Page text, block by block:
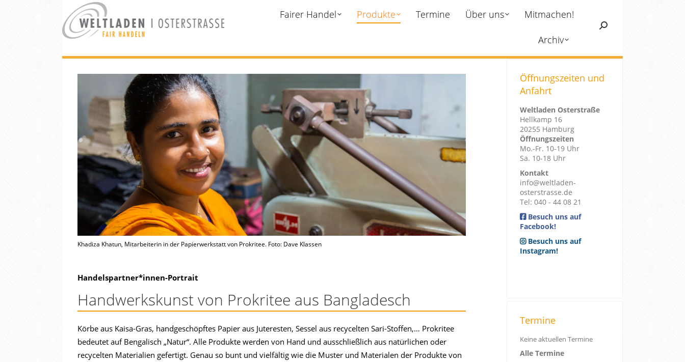
Fairer Handel Produkte Termine Über uns Mitmachen!
Archiv
Search:
Khadiza Khatun, Mitarbeiterin in der Papierwerkstatt von Prokritee. Foto: Dave Klassen
Handelspartner*innen-Portrait
Handwerkskunst von Prokritee aus Bangladesch
Körbe aus Kaisa-Gras, handgeschöpftes Papier aus Juteresten, Sessel aus recycelten Sari-Stoffen,… Prokritee
bedeutet auf Bengalisch „Natur“. Alle Produkte werden von Hand und ausschließlich aus natürlichen oder
recycelten Materialien gefertigt. Genau so bunt und vielfältig wie die Muster und Materialen der Produkte von
Öffnungszeiten und
Anfahrt
Weltladen Osterstraße
Hellkamp 16
20255 Hamburg
Öffnungszeiten
Mo.-Fr. 10-19 Uhr
Sa. 10-18 Uhr
Kontakt
info@weltladen-
osterstrasse.de
Tel: 040 - 44 08 21
Besuch uns auf
Facebook!
Besuch uns auf
Instagram!
Termine
Keine aktuellen Termine
Alle Termine